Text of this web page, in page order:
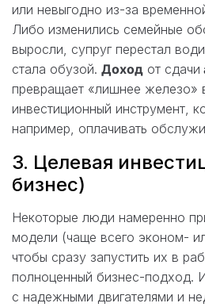
или невыгодно из-за
Либо изменились семейные
выросли, супруг перестал
стала обузой. Доход от сдачи
превращает «лишнее железо»
инвестиционный инструмент,
например, оплачивать
3. Целевая
бизнес)
Некоторые люди намеренно
модели (чаще всего эконом-
чтобы сразу запустить их в
полноценный бизнес-подход.
с надежными двигателями и